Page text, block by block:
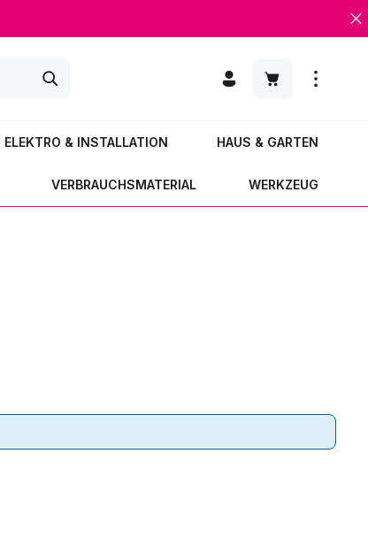
Warenkorb
ELEKTRO & INSTALLATION HAUS & GARTEN
VERBRAUCHSMATERIAL WERKZEUG